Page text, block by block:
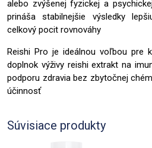
alebo zvýšenej fyzickej a
prináša stabilnejšie výsledky
celkový pocit rovnováhy
Reishi Pro je ideálnou voľbou pre
doplnok výživy reishi extrakt na
podporu zdravia bez zbytočnej
účinnosť
Súvisiace produkty